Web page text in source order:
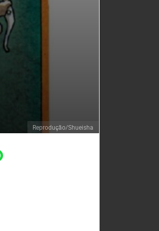
Reprodução/Shueisha